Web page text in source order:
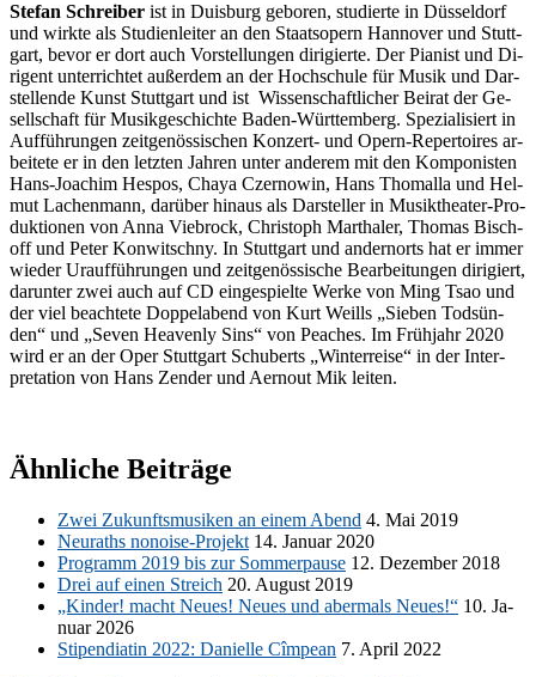
Ste­fan Schrei­ber ist in Duis­burg ge­bo­ren, stu­dier­te in Düs­sel­dorf
und wirk­te als Stu­di­en­lei­ter an den Staats­opern Han­no­ver und Stutt­
gart, be­vor er dort auch Vor­stel­lun­gen di­ri­gier­te. Der Pia­nist und Di­
ri­gent un­ter­rich­tet au­ßer­dem an der Hoch­schu­le für Mu­sik und Dar­
stel­len­de Kunst Stutt­gart und ist Wis­sen­schaft­li­cher Bei­rat der Ge­
sell­schaft für Mu­sik­ge­schich­te Ba­den-Würt­tem­berg. Spe­zia­li­siert in
Auf­füh­run­gen zeit­ge­nös­si­schen Kon­zert- und Opern-Re­per­toires ar­
bei­te­te er in den letz­ten Jah­ren un­ter an­de­rem mit den Kom­po­nis­ten
Hans-Joa­chim Hes­pos, Cha­ya Czer­no­win, Hans Tho­m­al­la und Hel­
mut La­chen­mann, dar­über hin­aus als Dar­stel­ler in Mu­sik­thea­ter-Pro­
duk­tio­nen von Anna Vie­b­rock, Chris­toph Mar­tha­ler, Tho­mas Bi­sch­
off und Pe­ter Kon­wit­sch­ny. In Stutt­gart und an­dern­orts hat er im­mer
wie­der Ur­auf­füh­run­gen und zeit­ge­nös­si­sche Be­ar­bei­tun­gen di­ri­giert,
dar­un­ter zwei auch auf CD ein­ge­spiel­te Wer­ke von Ming Tsao und
der viel be­ach­te­te Dop­pel­abend von Kurt Weills „Sie­ben Tod­sün­
den“ und „Se­ven He­a­ven­ly Sins“ von Pea­ches. Im Früh­jahr 2020
wird er an der Oper Stutt­gart Schu­berts „Win­ter­rei­se“ in der In­ter­
pre­ta­ti­on von Hans Zen­der und Aern­out Mik leiten.
Ähnliche Beiträge
Zwei Zu­kunfts­mu­si­ken an ei­nem Abend 4. Mai 2019
Neu­r­a­ths no­noi­se-Pro­jekt 14. Ja­nu­ar 2020
Pro­gramm 2019 bis zur Som­mer­pau­se 12. De­zem­ber 2018
Drei auf ei­nen Streich 20. Au­gust 2019
„Kin­der! macht Neu­es! Neu­es und aber­mals Neu­es!“ 10. Ja­
nu­ar 2026
Sti­pen­dia­tin 2022: Da­ni­elle Cîm­pean 7. April 2022